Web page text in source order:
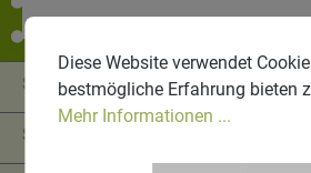
Service-Hotline
Shop Service
Diese Website verwendet
bestmögliche Erfahrung bieten
Mehr Informationen ...